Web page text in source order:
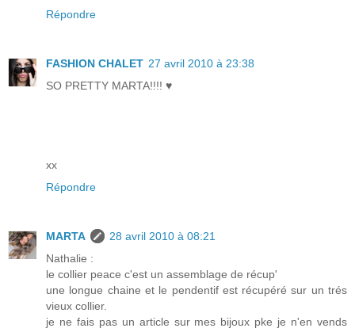
Répondre
FASHION CHALET 27 avril 2010 à 23:38
SO PRETTY MARTA!!!! ♥
xx
Répondre
MARTA
28 avril 2010 à 08:21
Nathalie :
le collier peace c'est un assemblage de récup'
une longue chaine et le pendentif est récupéré sur un trés
vieux collier.
je ne fais pas un article sur mes bijoux pke je n'en vends